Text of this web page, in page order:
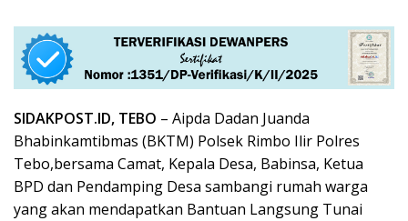
SIDAKPOST.ID, TEBO – Aipda Dadan Juanda
Bhabinkamtibmas (BKTM) Polsek Rimbo Ilir Polres
Tebo,bersama Camat, Kepala Desa, Babinsa, Ketua
BPD dan Pendamping Desa sambangi rumah warga
yang akan mendapatkan Bantuan Langsung Tunai